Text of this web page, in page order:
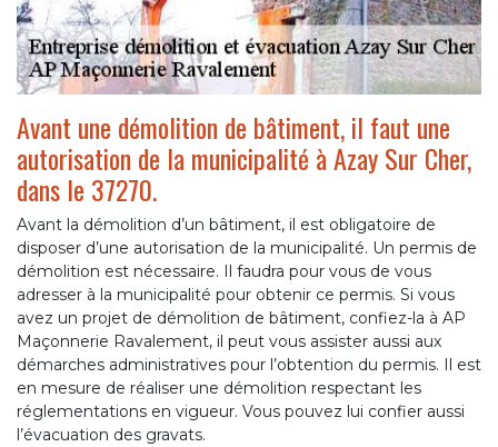
Avant une démolition de bâtiment, il faut une
autorisation de la municipalité à Azay Sur Cher,
dans le 37270.
Avant la démolition d’un bâtiment, il est obligatoire de
disposer d’une autorisation de la municipalité. Un permis de
démolition est nécessaire. Il faudra pour vous de vous
adresser à la municipalité pour obtenir ce permis. Si vous
avez un projet de démolition de bâtiment, confiez-la à AP
Maçonnerie Ravalement, il peut vous assister aussi aux
démarches administratives pour l’obtention du permis. Il est
en mesure de réaliser une démolition respectant les
réglementations en vigueur. Vous pouvez lui confier aussi
l’évacuation des gravats.